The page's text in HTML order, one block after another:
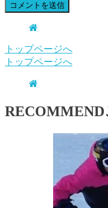
トップページへ
トップページへ
RECOMMEND